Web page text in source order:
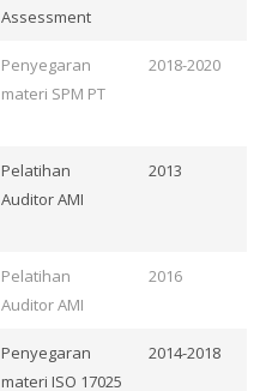
Assessment
Penyegaran
materi SPM PT
2018-2020
Pelatihan
Auditor AMI
2013
Pelatihan
Auditor AMI
2016
Penyegaran
materi ISO 17025
2014-2018